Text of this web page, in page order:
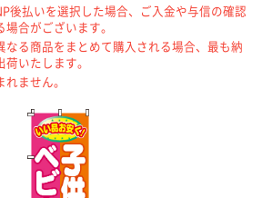
後払いを選択した場合、ご入金や与信の確認
合がございます。
る商品をまとめて購入される場合、最も納
いたします。
ません。